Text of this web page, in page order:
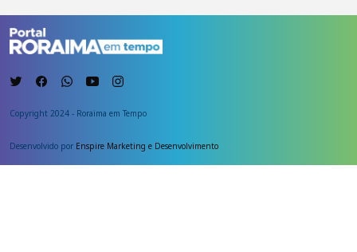
Copyright 2024 - Roraima em Tempo
Desenvolvido por Enspire Marketing e Desenvolvimento